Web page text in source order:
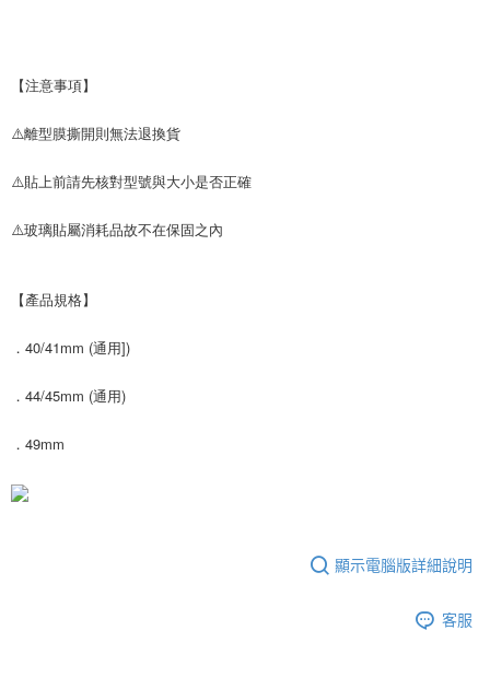
【注意事項】
⚠️離型膜撕開則無法退換貨
⚠️貼上前請先核對型號與大小是否正確
⚠️玻璃貼屬消耗品故不在保固之內
【產品規格】
．40/41mm (通用])
．44/45mm (通用)
．49mm
顯示電腦版詳細說明
客服